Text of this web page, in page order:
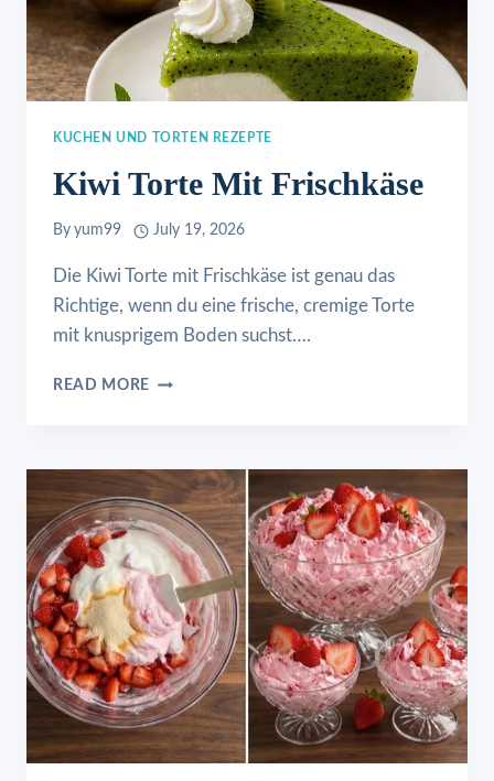
KUCHEN UND TORTEN REZEPTE
Kiwi Torte Mit Frischkäse
By yum99 July 19, 2026
Die Kiwi Torte mit Frischkäse ist genau das
Richtige, wenn du eine frische, cremige Torte
mit knusprigem Boden suchst….
READ MORE KIWI